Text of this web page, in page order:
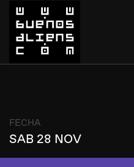
FECHA
SAB 28 NOV